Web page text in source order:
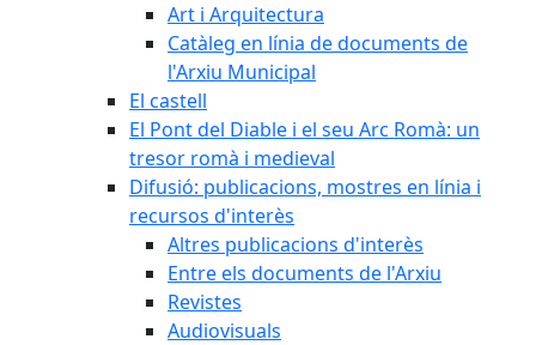
Art i Arquitectura
Catàleg en línia de documents de
l'Arxiu Municipal
El castell
El Pont del Diable i el seu Arc Romà: un
tresor romà i medieval
Difusió: publicacions, mostres en línia i
recursos d'interès
Altres publicacions d'interès
Entre els documents de l'Arxiu
Revistes
Audiovisuals